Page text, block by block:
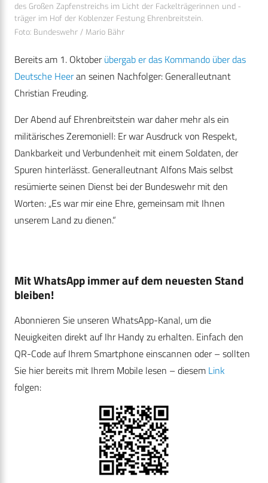
des Großen Zapfenstreichs im Licht der Fackelträgerinnen und -
träger im Hof der Koblenzer Festung Ehrenbreitstein.
Foto: Bundeswehr / Mario Bähr
Bereits am 1. Oktoberübergab er das Kommando über das
Deutsche Heeran seinen Nachfolger: Generalleutnant
Christian Freuding.
Der Abend auf Ehrenbreitstein war daher mehr als ein
militärisches Zeremoniell: Er war Ausdruck von Respekt,
Dankbarkeit und Verbundenheit mit einem Soldaten, der
Spuren hinterlässt. Generalleutnant Alfons Mais selbst
resümierte seinen Dienst bei der Bundeswehr mit den
Worten: „Es war mir eine Ehre, gemeinsam mit Ihnen
unserem Land zu dienen.“
Mit WhatsApp immer auf dem neuesten Stand
bleiben!
Abonnieren Sie unseren WhatsApp-Kanal, um die
Neuigkeiten direkt auf Ihr Handy zu erhalten. Einfach den
QR-Code auf Ihrem Smartphone einscannen oder – sollten
Sie hier bereits mit Ihrem Mobile lesen – diesem Link
folgen: